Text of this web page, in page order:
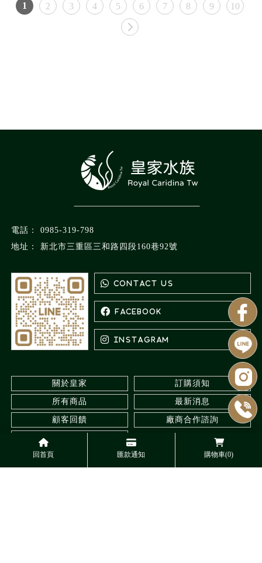
1 2 3 4 5 6 7 8 9 10
回首頁 匯款通知 購物車(0)
0985-319-798
新北市三重區三和路四段160巷92號
關於皇家 訂購須知
所有商品 最新消息
顧客回饋 廠商合作諮詢
水族館 台北水族館 三重水族館 觀賞蝦專賣 台北觀賞蝦專賣